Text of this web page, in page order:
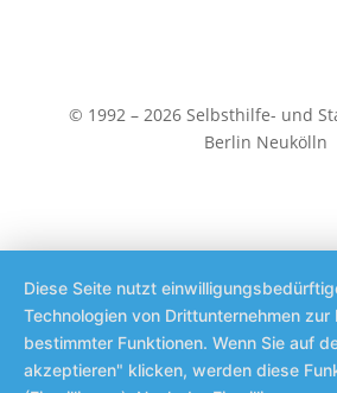
© 1992 – 2026 Selbsthilfe- und
Berlin Neukölln
Diese Seite nutzt
Technologien von Drittunternehmen zur
bestimmter Funktionen. Wenn Sie auf
akzeptieren" klicken, werden diese